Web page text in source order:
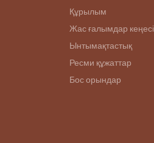
Құрылым
Жас ғалымдар кеңесі
Ынтымақтастық
Ресми құжаттар
Бос орындар